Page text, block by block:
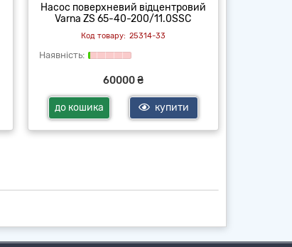
Насос поверхневий відцентровий
Varna ZS 65-40-200/11.0SSC
25314-33
60000 ₴
до кошика купити